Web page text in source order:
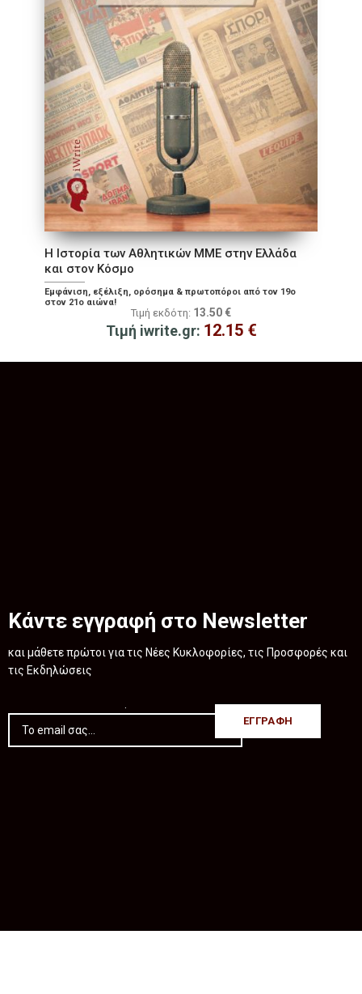
Η Ιστορία των Αθλητικών ΜΜΕ στην Ελλάδα
και στον Κόσμο
Εμφάνιση, εξέλιξη, ορόσημα & πρωτοπόροι από τον 19ο
στον 21ο αιώνα!
Τιμή εκδότη: 13.50 €
Τιμή iwrite.gr: 12.15 €
Κάντε εγγραφή στο Newsletter
και μάθετε πρώτοι για τις Νέες Κυκλοφορίες, τις Προσφορές και
τις Εκδηλώσεις
.